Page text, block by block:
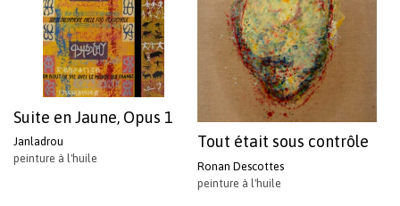
Suite en Jaune, Opus 1
Janladrou
peinture à l'huile
Tout était sous contrôle
Ronan Descottes
peinture à l'huile